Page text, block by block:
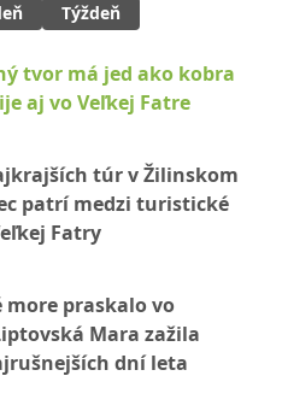
Týždeň
tvor má jed ako kobra
aj vo Veľkej Fatre
túr v Žilinskom
patrí medzi turistické
Fatry
more praskalo vo
Mara zažila
dní leta